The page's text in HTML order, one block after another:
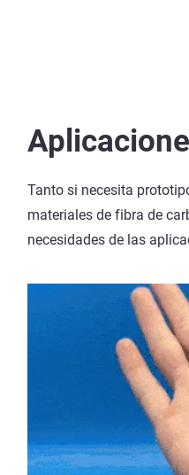
Tanto si necesita
materiales de fibra de
necesidades de las